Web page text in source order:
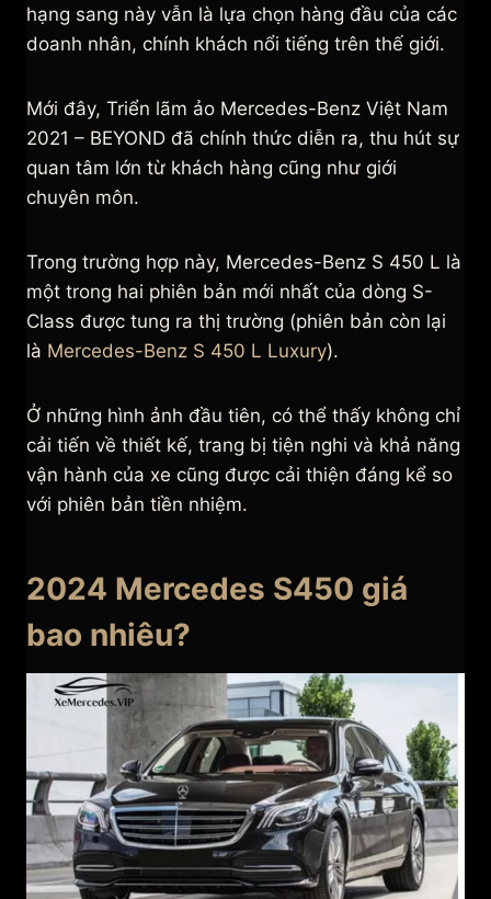
hạng sang này vẫn là lựa chọn hàng đầu của các
doanh nhân, chính khách nổi tiếng trên thế giới.
Mới đây, Triển lãm ảo Mercedes-Benz Việt Nam
2021 – BEYOND đã chính thức diễn ra, thu hút sự
quan tâm lớn từ khách hàng cũng như giới
chuyên môn.
Trong trường hợp này, Mercedes-Benz S 450 L là
một trong hai phiên bản mới nhất của dòng S-
Class được tung ra thị trường (phiên bản còn lại
là Mercedes-Benz S 450 L Luxury).
Ở những hình ảnh đầu tiên, có thể thấy không chỉ
cải tiến về thiết kế, trang bị tiện nghi và khả năng
vận hành của xe cũng được cải thiện đáng kể so
với phiên bản tiền nhiệm.
2024 Mercedes S450 giá
bao nhiêu?